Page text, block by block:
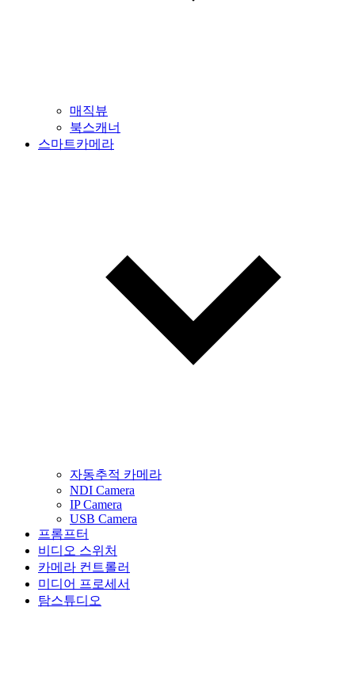
매직뷰
북스캐너
스마트카메라
자동추적 카메라
NDI Camera
IP Camera
USB Camera
프롬프터
비디오 스위처
카메라 컨트롤러
미디어 프로세서
탐스튜디오